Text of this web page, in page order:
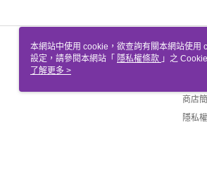
關於
商店
隱私
本網站中使用 cookie，欲查詢有關本網站使用
設定，請參閱本網站「 隱私權條款 」之
使用 cookie。
了解更多 >